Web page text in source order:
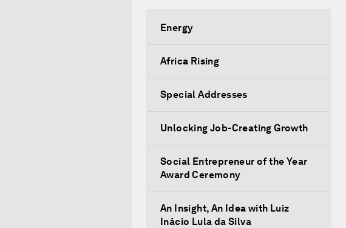
Energy
Africa Rising
Special Addresses
Unlocking Job-Creating Growth
Social Entrepreneur of the Year
Award Ceremony
An Insight, An Idea with Luiz
Inácio Lula da Silva